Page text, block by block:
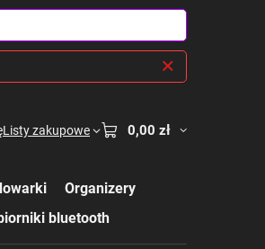
Listy zakupowe 0,00 zł
Organizery
bluetooth